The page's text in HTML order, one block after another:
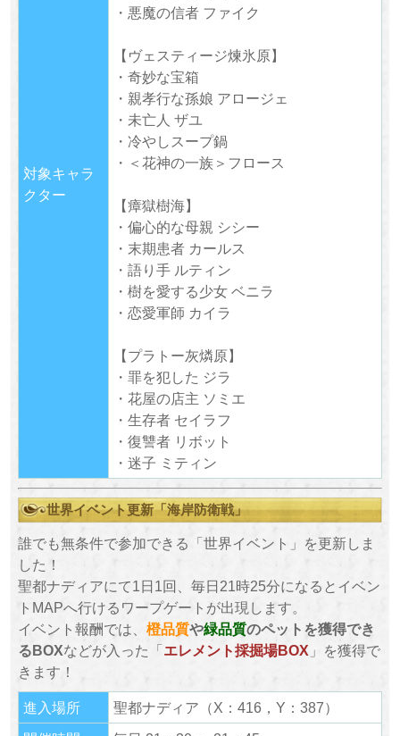
対象キャラ
クター
・悪魔の信者 ファイク
【ヴェスティージ煉氷原】
・奇妙な宝箱
・親孝行な孫娘 アロージェ
・未亡人 ザユ
・冷やしスープ鍋
・＜花神の一族＞フロース
【瘴獄樹海】
・偏心的な母親 シシー
・末期患者 カールス
・語り手 ルティン
・樹を愛する少女 ベニラ
・恋愛軍師 カイラ
【プラトー灰燐原】
・罪を犯した ジラ
・花屋の店主 ソミエ
・生存者 セイラフ
・復讐者 リボット
・迷子 ミティン
世界イベント更新「海岸防衛戦」
誰でも無条件で参加できる「世界イベント」を更新しま
した！
聖都ナディアにて1日1回、毎日21時25分になるとイベン
トMAPへ行けるワープゲートが出現します。
イベント報酬では、 橙品質や緑品質のペットを獲得でき
るBOXなどが入った「エレメント採掘場BOX 」を獲得で
きます！
進入場所
聖都ナディア（X：416，Y：387）